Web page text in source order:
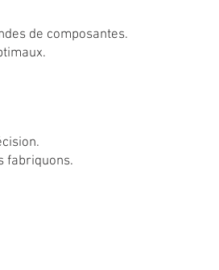
de composantes.
fabriquons.